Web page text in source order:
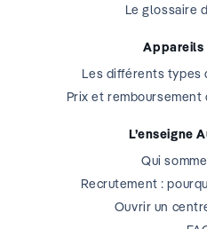
Le glossaire
Les différents types
Prix et
L’enseigne
Qui
Recrutement :
Ouvrir un